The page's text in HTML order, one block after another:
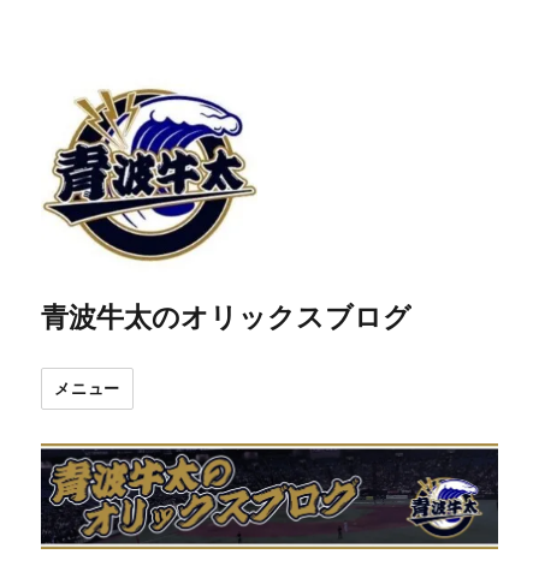
青波牛太のオリックスブログ
メニュー